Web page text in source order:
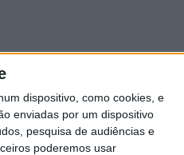
dispositivo, como cookies, e
enviadas por um dispositivo
pesquisa de audiências e
poderemos usar
o anúncio